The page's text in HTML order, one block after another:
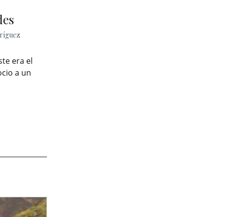
era el
a un